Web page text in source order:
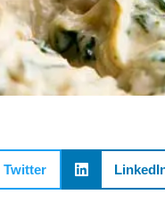
Twitter